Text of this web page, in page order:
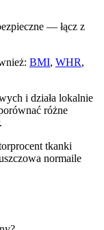
— łącz z
BMI, WHR,
i działa lokalnie
różne
procent tkanki
normaile